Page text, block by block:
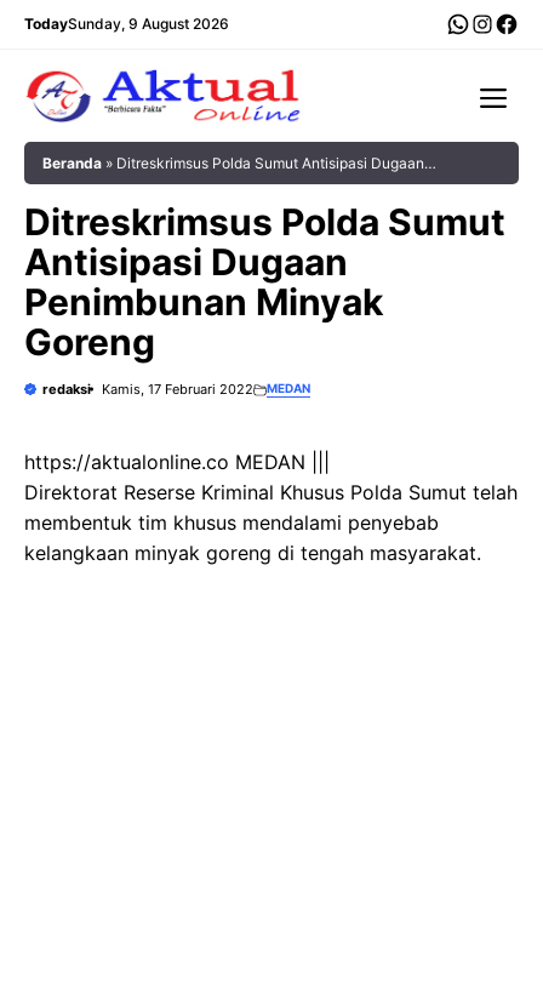
Langsung
TodaySunday, 9 August 2026
Beranda » Ditreskrimsus Polda Sumut Antisipasi Dugaan
Ditreskrimsus Polda Sumut
Antisipasi Dugaan
Penimbunan Minyak
Goreng
redaksi Kamis, 17 Februari 2022 MEDAN
https://aktualonline.co MEDAN |||
Direktorat Reserse Kriminal Khusus Polda Sumut telah
membentuk tim khusus mendalami penyebab
kelangkaan minyak goreng di tengah masyarakat.